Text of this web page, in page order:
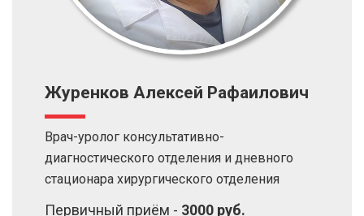
Журенков Алексей Рафаилович
Врач-уролог консультативно-
диагностического отделения и дневного
стационара хирургического отделения
Первичный приём - 3000 руб.